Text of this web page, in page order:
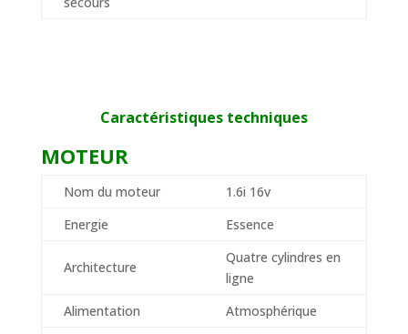
Caractéristiques techniques
MOTEUR
Nom du moteur
1.6i 16v
Energie
Essence
Architecture
Quatre cylindres en
ligne
Alimentation
Atmosphérique